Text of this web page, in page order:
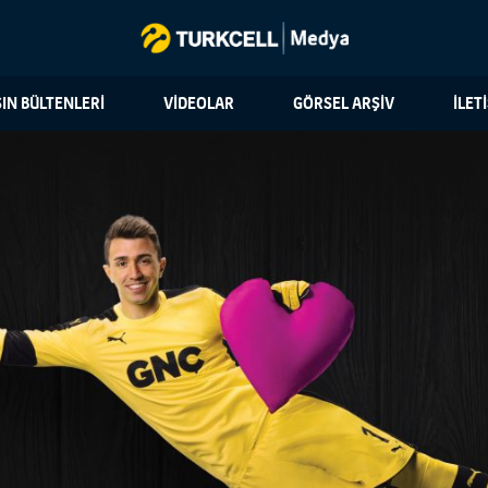
BÜLTENLERİ VİDEOLAR GÖRSEL ARŞİV